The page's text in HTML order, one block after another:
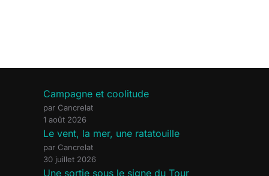
Campagne et coolitude
par Cancrelat
1 août 2026
Le vent, la mer, une ratatouille
par Cancrelat
30 juillet 2026
Une sortie sous le signe du Tour